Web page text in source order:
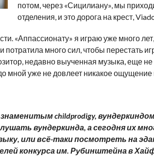
потом, через «Сицилиану», мы
отделения, и это дорога на крест,
«Аппассионату» я играю уже много
потратила много сил, чтобы перестать
недавно выученная музыка, еще
мной уже не довлеет никакое ощущение
знаменитымchildprodigy,
вундеркинда, а сегодня их
или всё-таки посмотреть на
конкурса им. Рубинштейна в